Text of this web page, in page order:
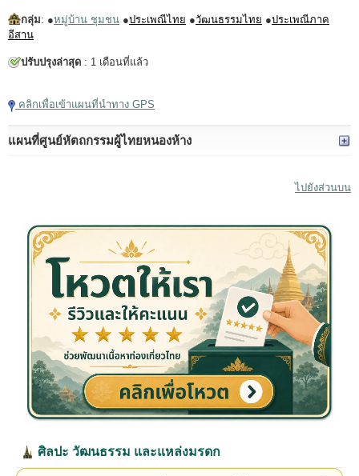
กลุ่ม: ●หมู่บ้าน ชุมชน ●ประเพณีไทย ●วัฒนธรรมไทย ●ประเพณีภาค
อีสาน
ปรับปรุงล่าสุด : 1 เดือนที่แล้ว
คลิกเพื่อเข้าแผนที่นำทาง GPS
แผนที่ศูนย์หัตถกรรมผู้ไทยหนองห้าง
ไปยังส่วนบน
ศิลปะ วัฒนธรรม และแหล่งมรดก